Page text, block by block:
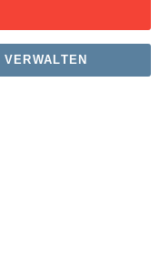
vorbehalten.